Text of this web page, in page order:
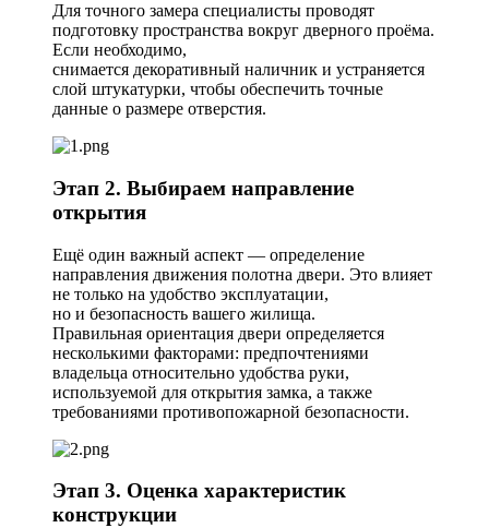
Для точного замера специалисты проводят
подготовку пространства вокруг дверного проёма.
Если необходимо,
снимается декоративный наличник и устраняется
слой штукатурки, чтобы обеспечить точные
данные о размере отверстия.
Этап 2. Выбираем направление
открытия
Ещё один важный аспект — определение
направления движения полотна двери. Это влияет
не только на удобство эксплуатации,
но и безопасность вашего жилища.
Правильная ориентация двери определяется
несколькими факторами: предпочтениями
владельца относительно удобства руки,
используемой для открытия замка, а также
требованиями противопожарной безопасности.
Этап 3. Оценка характеристик
конструкции